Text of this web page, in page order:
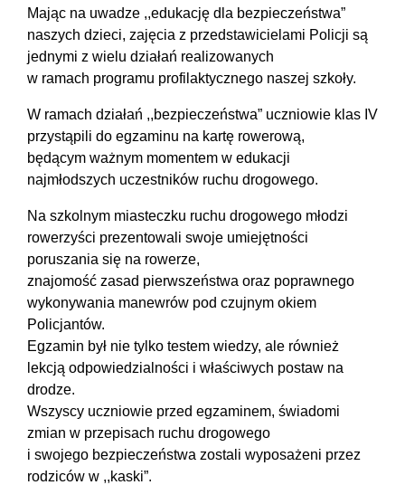
Mając na uwadze ,,edukację dla bezpieczeństwa”
naszych dzieci, zajęcia z przedstawicielami Policji są
jednymi z wielu działań realizowanych
w ramach programu profilaktycznego naszej szkoły.
W ramach działań ,,bezpieczeństwa” uczniowie klas IV
przystąpili do egzaminu na kartę rowerową,
będącym ważnym momentem w edukacji
najmłodszych uczestników ruchu drogowego.
Na szkolnym miasteczku ruchu drogowego młodzi
rowerzyści prezentowali swoje umiejętności
poruszania się na rowerze,
znajomość zasad pierwszeństwa oraz poprawnego
wykonywania manewrów pod czujnym okiem
Policjantów.
Egzamin był nie tylko testem wiedzy, ale również
lekcją odpowiedzialności i właściwych postaw na
drodze.
Wszyscy uczniowie przed egzaminem, świadomi
zmian w przepisach ruchu drogowego
i swojego bezpieczeństwa zostali wyposażeni przez
rodziców w ,,kaski”.